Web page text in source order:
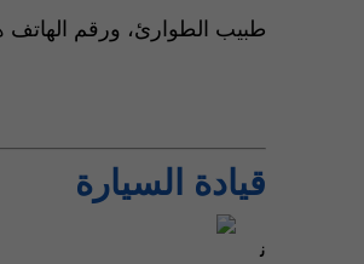
طبيب الطوارئ، ورقم الهاتف هو
قيادة السيارة
ن